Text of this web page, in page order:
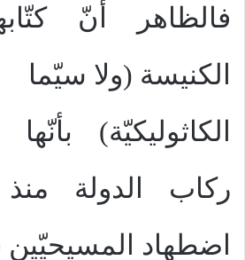
فالظاهر أنّ
الكنيسة (ولا سيّما
الكاثوليكيّة)
ركاب الدولة
اضطهاد